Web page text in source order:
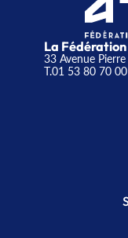
La
33 Avenue
T.01 53 80 70 00